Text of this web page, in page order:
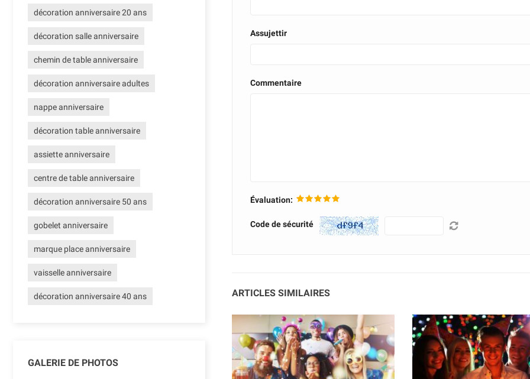
décoration anniversaire 20 ans
décoration salle anniversaire
chemin de table anniversaire
décoration anniversaire adultes
nappe anniversaire
décoration table anniversaire
assiette anniversaire
centre de table anniversaire
décoration anniversaire 50 ans
gobelet anniversaire
marque place anniversaire
vaisselle anniversaire
décoration anniversaire 40 ans
GALERIE DE PHOTOS
Assujettir
Commentaire
Évaluation:
Code de sécurité
ARTICLES SIMILAIRES